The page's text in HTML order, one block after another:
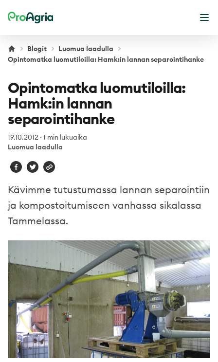
ProAgria
Blogit
Luomua laadulla
Opintomatka luomutiloilla: Hamk:in lannan separointihanke
Opintomatka luomutiloilla:
Hamk:in lannan
separointihanke
19.10.2012 · 1 min lukuaika
Luomua laadulla
Kävimme tutustumassa lannan separointiin
ja kompostoitumiseen vanhassa sikalassa
Tammelassa.